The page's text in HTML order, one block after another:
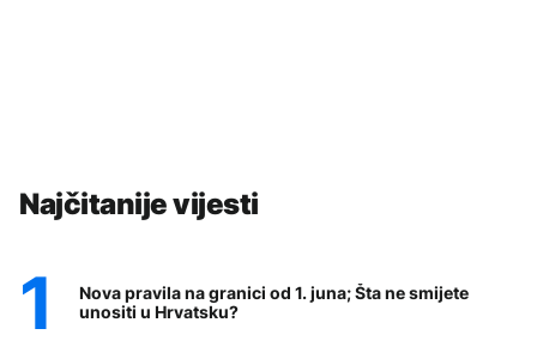
Najčitanije vijesti
Nova pravila na granici od 1. juna; Šta ne smijete
unositi u Hrvatsku?